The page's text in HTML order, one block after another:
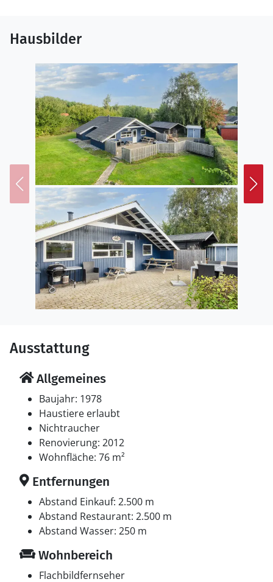
Hausbilder
Ausstattung
Allgemeines
Baujahr: 1978
Haustiere erlaubt
Nichtraucher
Renovierung: 2012
Wohnfläche: 76 m²
Entfernungen
Abstand Einkauf: 2.500 m
Abstand Restaurant: 2.500 m
Abstand Wasser: 250 m
Wohnbereich
Flachbildfernseher